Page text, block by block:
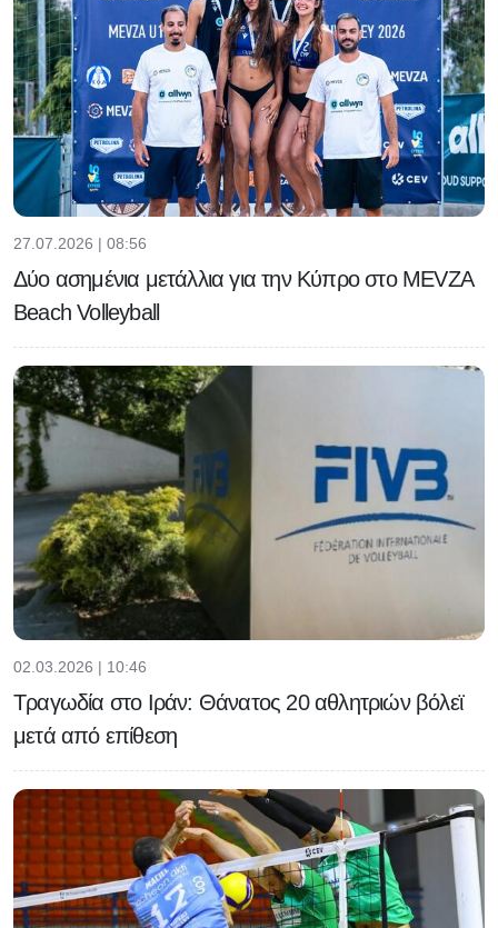
27.07.2026 | 08:56
Δύο ασημένια μετάλλια για την Κύπρο στο MEVZA
Beach Volleyball
02.03.2026 | 10:46
Τραγωδία στο Ιράν: Θάνατος 20 αθλητριών βόλεϊ
μετά από επίθεση